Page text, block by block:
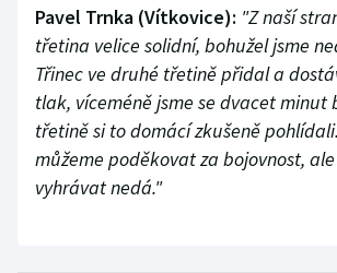
Pavel Trnka (Vítkovice): "Z naší
třetina velice solidní, bohužel jsme
Třinec ve druhé třetině přidal a
tlak, víceméně jsme se dvacet minut
třetině si to domácí zkušeně
můžeme poděkovat za bojovnost,
vyhrávat nedá."